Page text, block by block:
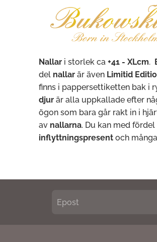
Nallar i storlek ca +41 - XLcm.
del nallar är även Limitid
finns i pappersettiketten bak i
djur är alla uppkallade efter
ögon som bara går rakt in i
av nallarna. Du kan med
inflyttningspresent och